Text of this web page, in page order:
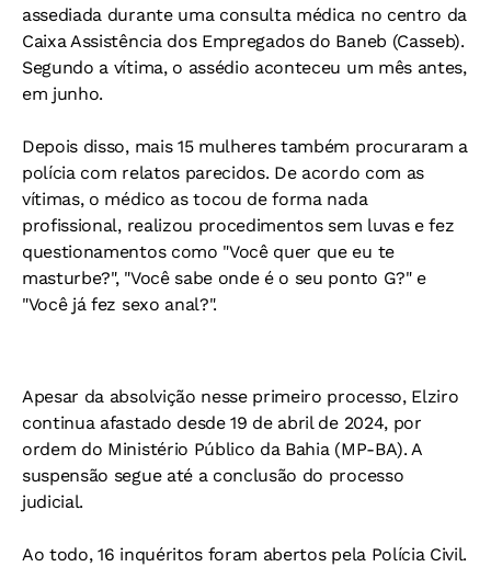
assediada durante uma consulta médica no centro da
Caixa Assistência dos Empregados do Baneb (Casseb).
Segundo a vítima, o assédio aconteceu um mês antes,
em junho.
Depois disso, mais 15 mulheres também procuraram a
polícia com relatos parecidos. De acordo com as
vítimas, o médico as tocou de forma nada
profissional, realizou procedimentos sem luvas e fez
questionamentos como "Você quer que eu te
masturbe?", "Você sabe onde é o seu ponto G?" e
"Você já fez sexo anal?".
Apesar da absolvição nesse primeiro processo, Elziro
continua afastado desde 19 de abril de 2024, por
ordem do Ministério Público da Bahia (MP-BA). A
suspensão segue até a conclusão do processo
judicial.
Ao todo, 16 inquéritos foram abertos pela Polícia Civil.